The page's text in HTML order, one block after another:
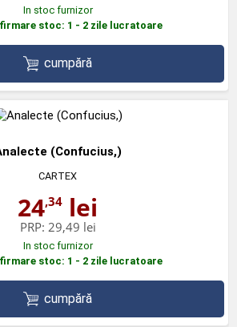
In stoc furnizor
stoc: 1 - 2 zile lucratoare
cumpără
(Confucius,)
CARTEX
24,34 lei
PRP: 29,49 lei
In stoc furnizor
stoc: 1 - 2 zile lucratoare
cumpără